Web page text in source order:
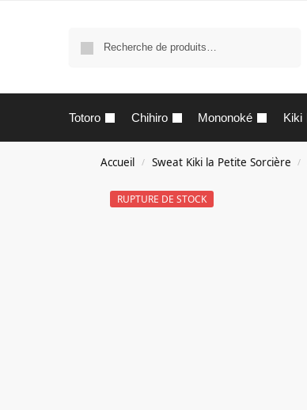
Totoro Chihiro Mononoké Kiki
Accueil / Sweat Kiki la Petite Sorcière /
RUPTURE DE STOCK